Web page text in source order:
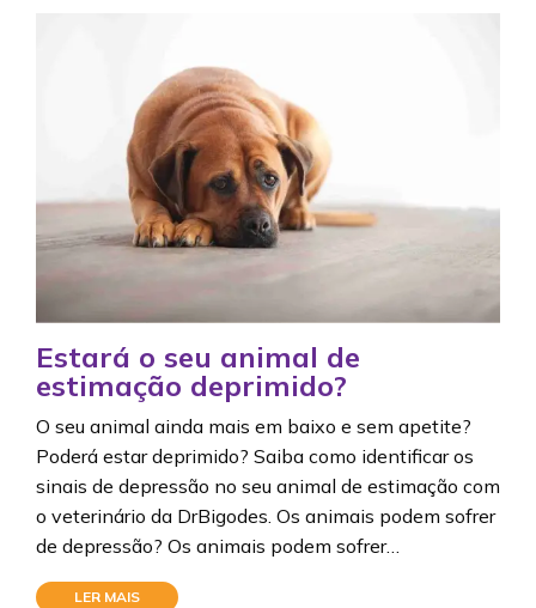
Estará o seu animal de
estimação deprimido?
O seu animal ainda mais em baixo e sem apetite?
Poderá estar deprimido? Saiba como identificar os
sinais de depressão no seu animal de estimação com
o veterinário da DrBigodes. Os animais podem sofrer
de depressão? Os animais podem sofrer…
LER MAIS